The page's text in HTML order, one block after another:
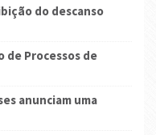
do descanso
de Processos de
anunciam uma